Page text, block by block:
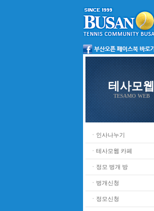
테사모웹
TESAMO WEB
ㆍ인사나누기
ㆍ테사모웹 카페
ㆍ정모 벙개 방
ㆍ벙개신청
ㆍ정모신청